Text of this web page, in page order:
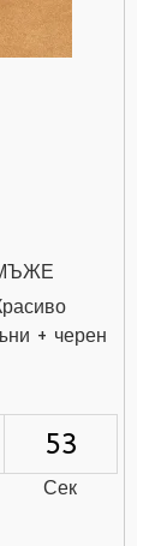
+ черен
52
Сек